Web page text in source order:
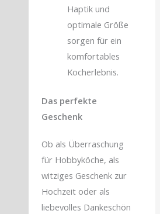
Haptik und
optimale Größe
sorgen für ein
komfortables
Kocherlebnis.
Das perfekte
Geschenk
Ob als Überraschung
für Hobbyköche, als
witziges Geschenk zur
Hochzeit oder als
liebevolles Dankeschön